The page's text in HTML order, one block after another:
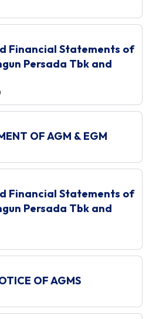
Financial Statements of
Persada Tbk and
OF AGM & EGM
Financial Statements of
Persada Tbk and
OF AGMS